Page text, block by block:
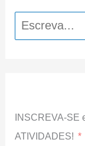
Pesquisar
INSCREVA-SE
ATIVIDADES!